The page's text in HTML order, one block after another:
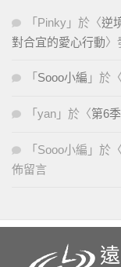
「 Pinky 」於〈逆
對合宜的愛心行動〉
「 Sooo小編 」於〈
「 yan 」於〈第6
「 Sooo小編 」於〈
佈留言